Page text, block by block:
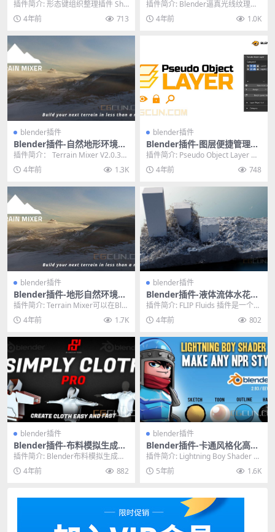
插件 Shape Key Collections
V1.00
插件简介: 形态键组织整理插件 Sha
pe Key Collections V1...
4年前 713
图图案投影生成工具 Gobos L
ight Textures
插件简介: Blender逼真光线纹理贴
图图案投影生成插件 Gobos Ligh...
4年前 1.0K
blender插件
Blender插件-自然地形环境生
成器 Terrain Mixer V2.0.3 含
预设库
插件简介： Terrain Mixer V2.0.3环
境地形生成插件 适用于 B...
4年前 1.3K
blender插件
Blender插件-图层便捷管理应
用插件 Pseudo Object Layer
V1.42
插件简介: Pseudo Object Layer 是
一个 Blender 插件...
4年前 748
blender插件
Blender插件-地形自然环境生
成插件 Terrain Mixer V1.9.1
插件简介: Terrain Mixer可以在Ble
nder中快速生成各种地形效果...
4年前 1.7K
blender插件
Blender插件-液体流体水花模
拟插件 FLIP Fluids v1.5.0
插件简介: FLIP Fluids 插件是一个工
具，可帮助您在 Blender ...
4年前 802
blender插件
Blender插件-布料模拟生成器
插件 Simply Cloth Pro v2.4
含预设
插件简介: Blender布料模拟生成器
插件 Simply Cloth Pro ...
4年前 882
blender插件
Blender插件-卡通风格化高效
着色器插件 Lightning Boy S
hader 2.1
插件简介: Lightning Boy Shader 2.
1 是一个基于图层的系...
5年前 1.6K